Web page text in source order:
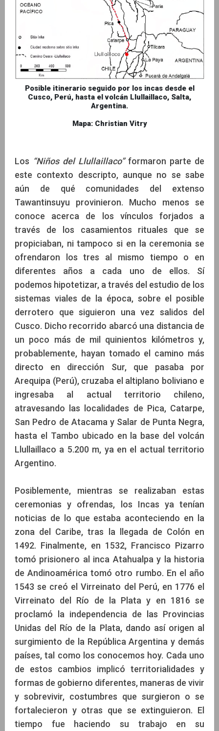
Posible itinerario seguido por los incas desde el
Cusco, Perú, hasta el volcán Llullaillaco, Salta,
Argentina.
Mapa: Christian Vitry
Los “Niños del Llullaillaco”formaron parte de
este contexto descripto, aunque no se sabe
aún de qué comunidades del extenso
Tawantinsuyu provinieron. Mucho menos se
conoce acerca de los vínculos forjados a
través de los casamientos rituales que se
propiciaban, ni tampoco si en la ceremonia se
ofrendaron los tres al mismo tiempo o en
diferentes años a cada uno de ellos. Sí
podemos hipotetizar, a través del estudio de los
sistemas viales de la época, sobre el posible
derrotero que siguieron una vez salidos del
Cusco. Dicho recorrido abarcó una distancia de
un poco más de mil quinientos kilómetros y,
probablemente, hayan tomado el camino más
directo en dirección Sur, que pasaba por
Arequipa (Perú), cruzaba el altiplano boliviano e
ingresaba al actual territorio chileno,
atravesando las localidades de Pica, Catarpe,
San Pedro de Atacama y Salar de Punta Negra,
hasta el Tambo ubicado en la base del volcán
Llullaillaco a 5.200 m, ya en el actual territorio
Argentino.
Posiblemente, mientras se realizaban estas
ceremonias y ofrendas, los Incas ya tenían
noticias de lo que estaba aconteciendo en la
zona del Caribe, tras la llegada de Colón en
1492. Finalmente, en 1532, Francisco Pizarro
tomó prisionero al inca Atahualpa y la historia
de Andinoamérica tomó otro rumbo. En el año
1543 se creó el Virreinato del Perú, en 1776 el
Virreinato del Río de la Plata y en 1816 se
proclamó la independencia de las Provincias
Unidas del Río de la Plata, dando así origen al
surgimiento de la República Argentina y demás
países, tal como los conocemos hoy. Cada uno
de estos cambios implicó territorialidades y
formas de gobierno diferentes, maneras de vivir
y sobrevivir, costumbres que surgieron o se
fortalecieron y otras que se extinguieron. El
tiempo fue haciendo su trabajo en su